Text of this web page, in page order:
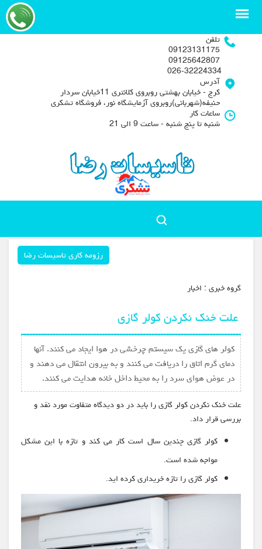
تلفن
09123131175
09125642807
آدرس
کرج - خیابان بهشتی روبروی کلانتری 11خیابان سردار
حنیفه(شهربانی)روبروی آزمایشگاه نور، فروشگاه تشکری
ساعات کار
شنبه تا پنج شنبه - ساعت 9 الی 21
رزومه کاری تاسیسات رضا
گروه خبري : اخبار
علت خنک نکردن کولر گازی
کولر های گازی یک سیستم چرخشی در هوا ایجاد می کنند. آنها
دمای گرم اتاق را دریافت می کنند و به بیرون انتقال می دهند و
در عوض هوای سرد را به محیط داخل خانه هدایت می کنند.
علت خنک نکردن کولر گازی را باید در دو دیدگاه متفاوت مورد نقد و
بررسی قرار داد.
کولر گازی چندین سال است کار می کند و تازه با این مشکل
مواجه شده است.
کولر گازی را تازه خریداری کرده اید.